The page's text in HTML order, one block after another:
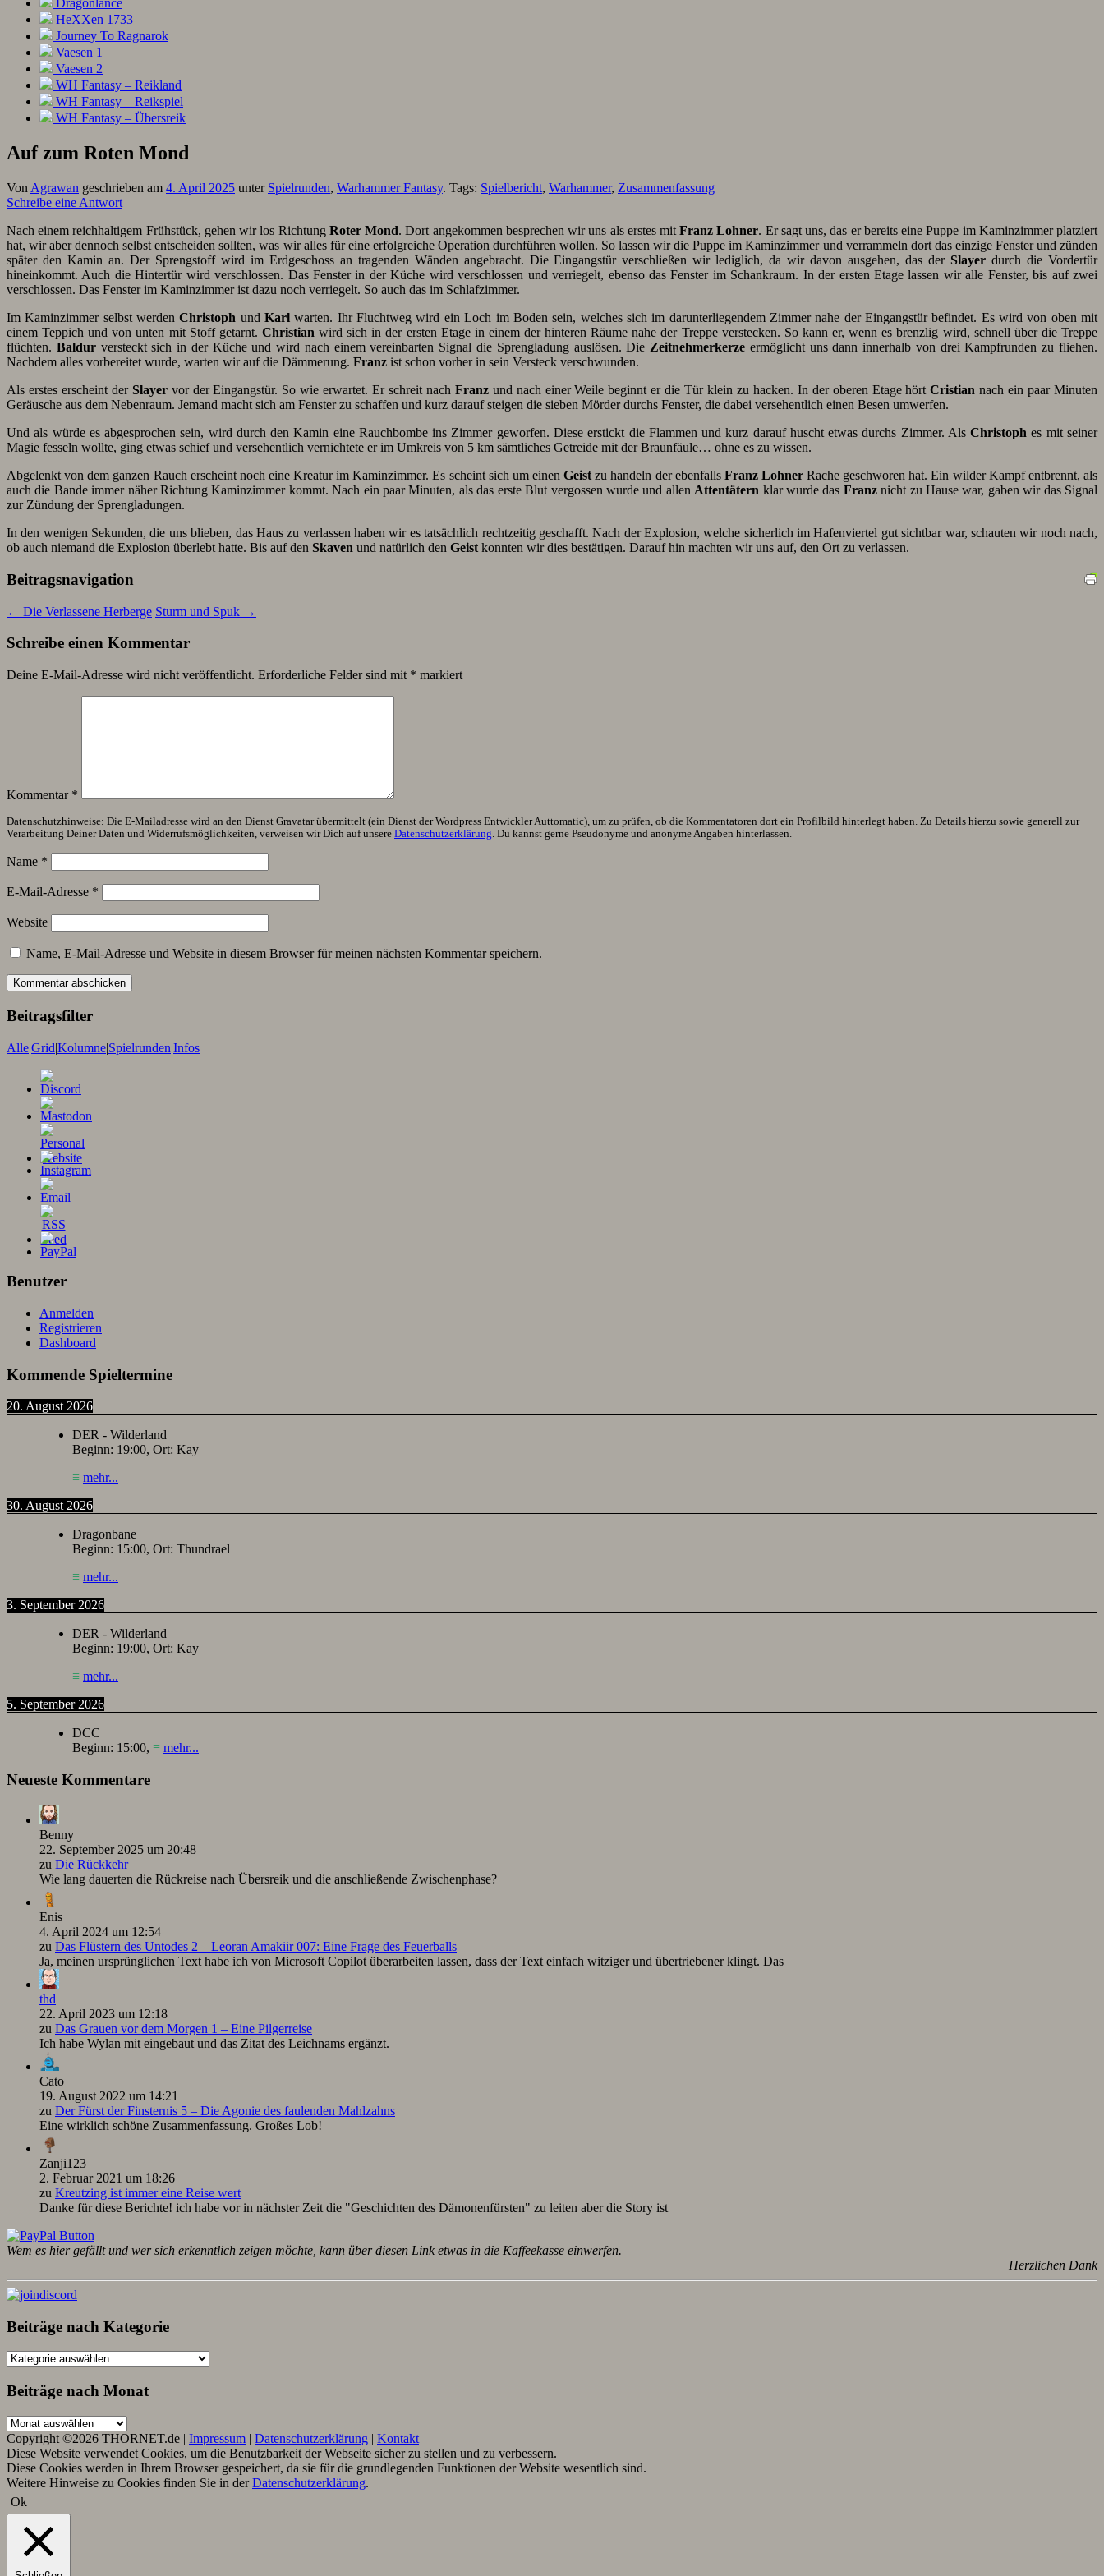
Dragonlance
HeXXen 1733
Journey To Ragnarok
Vaesen 1
Vaesen 2
WH Fantasy – Reikland
WH Fantasy – Reikspiel
WH Fantasy – Übersreik
Auf zum Roten Mond
Von Agrawan geschrieben am 4. April 2025 unter Spielrunden, Warhammer Fantasy. Tags: Spielbericht, Warhammer, Zusammenfassung
Schreibe eine Antwort
Nach einem reichhaltigem Frühstück, gehen wir los Richtung Roter Mond. Dort angekommen besprechen wir uns als erstes mitFranz Lohner. Er sagt uns, das er bereits eine Puppe im Kaminzimmer platziert
hat, wir aber dennoch selbst entscheiden sollten, was wir alles für eine erfolgreiche Operation durchführen wollen. So lassen wir die Puppe im Kaminzimmer und verrammeln dort das einzige Fenster und zünden
später den Kamin an. Der Sprengstoff wird im Erdgeschoss an tragenden Wänden angebracht. Die Eingangstür verschließen wir lediglich, da wir davon ausgehen, das derSlayer durch die Vordertür
hineinkommt. Auch die Hintertür wird verschlossen. Das Fenster in der Küche wird verschlossen und verriegelt, ebenso das Fenster im Schankraum. In der ersten Etage lassen wir alle Fenster, bis auf zwei
verschlossen. Das Fenster im Kaminzimmer ist dazu noch verriegelt. So auch das im Schlafzimmer.
Im Kaminzimmer selbst werdenChristoph undKarl warten. Ihr Fluchtweg wird ein Loch im Boden sein, welches sich im darunterliegendem Zimmer nahe der Eingangstür befindet. Es wird von oben mit
einem Teppich und von unten mit Stoff getarnt. Christian wird sich in der ersten Etage in einem der hinteren Räume nahe der Treppe verstecken. So kann er, wenn es brenzlig wird, schnell über die Treppe
flüchten. Baldurversteckt sich in der Küche und wird nach einem vereinbarten Signal die Sprengladung auslösen. Die Zeitnehmerkerze ermöglicht uns dann innerhalb von drei Kampfrunden zu fliehen.
Nachdem alles vorbereitet wurde, warten wir auf die Dämmerung. Franz ist schon vorher in sein Versteck verschwunden.
Als erstes erscheint der Slayervor der Eingangstür. So wie erwartet. Er schreit nach Franzund nach einer Weile beginnt er die Tür klein zu hacken. In der oberen Etage hörtCristian nach ein paar Minuten
Geräusche aus dem Nebenraum. Jemand macht sich am Fenster zu schaffen und kurz darauf steigen die sieben Mörder durchs Fenster, die dabei versehentlich einen Besen umwerfen.
Und als würde es abgesprochen sein, wird durch den Kamin eine Rauchbombe ins Zimmer geworfen. Diese erstickt die Flammen und kurz darauf huscht etwas durchs Zimmer. AlsChristoph es mit seiner
Magie fesseln wollte, ging etwas schief und versehentlich vernichtete er im Umkreis von 5 km sämtliches Getreide mit der Braunfäule… ohne es zu wissen.
Abgelenkt von dem ganzen Rauch erscheint noch eine Kreatur im Kaminzimmer. Es scheint sich um einenGeist zu handeln der ebenfalls Franz LohnerRache geschworen hat. Ein wilder Kampf entbrennt, als
auch die Bande immer näher Richtung Kaminzimmer kommt. Nach ein paar Minuten, als das erste Blut vergossen wurde und allen Attentätern klar wurde das Franznicht zu Hause war, gaben wir das Signal
zur Zündung der Sprengladungen.
In den wenigen Sekunden, die uns blieben, das Haus zu verlassen haben wir es tatsächlich rechtzeitig geschafft. Nach der Explosion, welche sicherlich im Hafenviertel gut sichtbar war, schauten wir noch nach,
ob auch niemand die Explosion überlebt hatte. Bis auf den Skaven und natürlich den Geist konnten wir dies bestätigen. Darauf hin machten wir uns auf, den Ort zu verlassen.
Beitragsnavigation
← Die Verlassene Herberge Sturm und Spuk →
Schreibe einen Kommentar
Deine E-Mail-Adresse wird nicht veröffentlicht. Erforderliche Felder sind mit * markiert
Kommentar *
Datenschutzhinweise: Die E-Mailadresse wird an den Dienst Gravatar übermittelt (ein Dienst der Wordpress Entwickler Auttomatic), um zu prüfen, ob die Kommentatoren dort ein Profilbild hinterlegt haben. Zu Details hierzu sowie generell zur
Verarbeitung Deiner Daten und Widerrufsmöglichkeiten, verweisen wir Dich auf unsere Datenschutzerklärung. Du kannst gerne Pseudonyme und anonyme Angaben hinterlassen.
Name *
E-Mail-Adresse *
Website
Name, E-Mail-Adresse und Website in diesem Browser für meinen nächsten Kommentar speichern.
Beitragsfilter
Alle|Grid|Kolumne|Spielrunden|Infos
Benutzer
Anmelden
Registrieren
Dashboard
Kommende Spieltermine
20. August 2026
DER - Wilderland
Beginn: 19:00, Ort: Kay
≡ mehr...
30. August 2026
Dragonbane
Beginn: 15:00, Ort: Thundrael
≡ mehr...
3. September 2026
DER - Wilderland
Beginn: 19:00, Ort: Kay
≡ mehr...
5. September 2026
DCC
Beginn: 15:00, ≡ mehr...
Neueste Kommentare
Benny
22. September 2025 um 20:48
zu Die Rückkehr
Wie lang dauerten die Rückreise nach Übersreik und die anschließende Zwischenphase?
Enis
4. April 2024 um 12:54
zu Das Flüstern des Untodes 2 – Leoran Amakiir 007: Eine Frage des Feuerballs
Ja, meinen ursprünglichen Text habe ich von Microsoft Copilot überarbeiten lassen, dass der Text einfach witziger und übertriebener klingt. Das
thd
22. April 2023 um 12:18
zu Das Grauen vor dem Morgen 1 – Eine Pilgerreise
Ich habe Wylan mit eingebaut und das Zitat des Leichnams ergänzt.
Cato
19. August 2022 um 14:21
zu Der Fürst der Finsternis 5 – Die Agonie des faulenden Mahlzahns
Eine wirklich schöne Zusammenfassung. Großes Lob!
Zanji123
2. Februar 2021 um 18:26
zu Kreutzing ist immer eine Reise wert
Danke für diese Berichte! ich habe vor in nächster Zeit die "Geschichten des Dämonenfürsten" zu leiten aber die Story ist
Wem es hier gefällt und wer sich erkenntlich zeigen möchte, kann über diesen Link etwas in die Kaffeekasse einwerfen.
Herzlichen Dank
Beiträge nach Kategorie
Beiträge
Kategorie
Beiträge nach Monat
Beiträge
nach
Monat
Copyright ©2026 THORNET.de | Impressum | Datenschutzerklärung | Kontakt
Diese Website verwendet Cookies, um die Benutzbarkeit der Webseite sicher zu stellen und zu verbessern.
Diese Cookies werden in Ihrem Browser gespeichert, da sie für die grundlegenden Funktionen der Website wesentlich sind.
Weitere Hinweise zu Cookies finden Sie in derDatenschutzerklärung.
Ok